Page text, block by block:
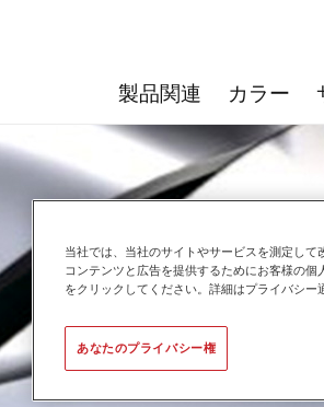
製品関連 カラー
当社では、当社のサイトやサービスを測定し
コンテンツと広告を提供するためにお客様の
をクリックしてください。詳細はプライバシー
あなたのプライバシー権